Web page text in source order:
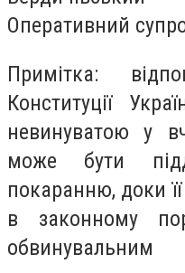
Оперативний
Примітка:
Конституції
невинуватою у
може бути
покаранню, доки
в законному
обвинувальним